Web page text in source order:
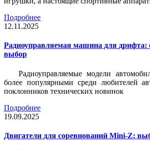
Подробнее
12.11.2025
Радиоуправляемая машина для дрифта:
выбор
Радиоуправляемые модели
более популярными среди любителей
поклонников технических новинок
Подробнее
19.09.2025
Двигатели для соревнований Mini-Z: